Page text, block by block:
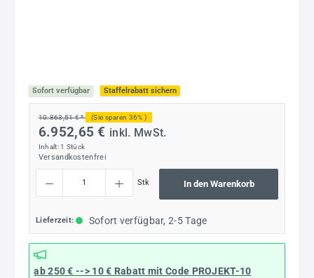
Sofort verfügbar Staffelrabatt sichern
10.863,51 € * (Sie sparen 36% )
6.952,65 € inkl. MwSt.
Inhalt: 1 Stück
Versandkostenfrei
Stk In den Warenkorb
Lieferzeit: Sofort verfügbar, 2-5 Tage
ab 250 € --> 10 € Rabatt mit Code PROJEKT-10